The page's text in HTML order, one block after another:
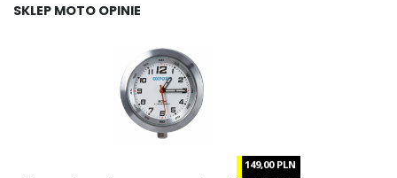
SKLEP MOTO OPINIE
149,00 PLN